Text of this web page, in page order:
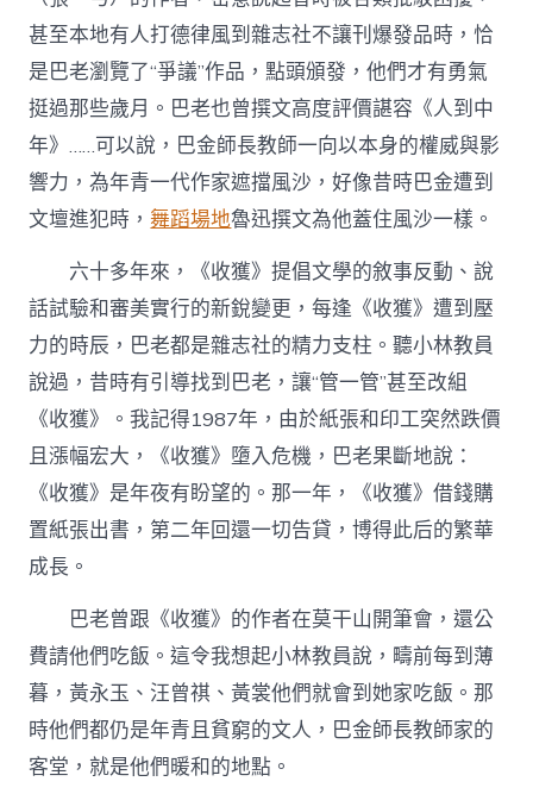
甚至本地有人打德律風到雜志社不讓刊爆發品時，恰
是巴老瀏覽了“爭議”作品，點頭頒發，他們才有勇氣
挺過那些歲月。巴老也曾撰文高度評價諶容《人到中
年》……可以說，巴金師長教師一向以本身的權威與影
響力，為年青一代作家遮擋風沙，好像昔時巴金遭到
文壇進犯時，舞蹈場地魯迅撰文為他蓋住風沙一樣。
六十多年來，《收獲》提倡文學的敘事反動、說
話試驗和審美實行的新銳變更，每逢《收獲》遭到壓
力的時辰，巴老都是雜志社的精力支柱。聽小林教員
說過，昔時有引導找到巴老，讓“管一管”甚至改組
《收獲》。我記得1987年，由於紙張和印工突然跌價
且漲幅宏大，《收獲》墮入危機，巴老果斷地說：
《收獲》是年夜有盼望的。那一年，《收獲》借錢購
置紙張出書，第二年回還一切告貸，博得此后的繁華
成長。
巴老曾跟《收獲》的作者在莫干山開筆會，還公
費請他們吃飯。這令我想起小林教員說，疇前每到薄
暮，黃永玉、汪曾祺、黃裳他們就會到她家吃飯。那
時他們都仍是年青且貧窮的文人，巴金師長教師家的
客堂，就是他們暖和的地點。